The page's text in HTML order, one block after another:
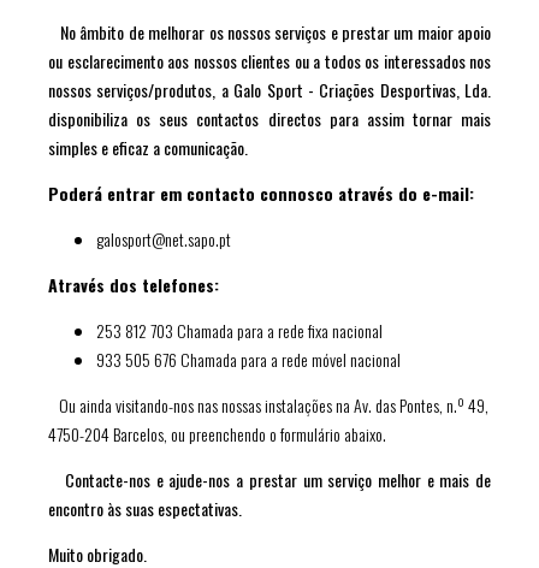
No âmbito de melhorar os nossos serviços e prestar um maior apoio
ou esclarecimento aos nossos clientes ou a todos os interessados nos
nossos serviços/produtos, a Galo Sport - Criações Desportivas, Lda.
disponibiliza os seus contactos directos para assim tornar mais
simples e eficaz a comunicação.
Poderá entrar em contacto connosco através do e-mail:
galosport@net.sapo.pt
Através dos telefones:
253 812 703 Chamada para a rede fixa nacional
933 505 676 Chamada para a rede móvel nacional
Ou ainda visitando-nos nas nossas instalações na Av. das Pontes, n.º 49,
4750-204 Barcelos, ou preenchendo o formulário abaixo.
Contacte-nos e ajude-nos a prestar um serviço melhor e mais de
encontro às suas espectativas.
Muito obrigado.